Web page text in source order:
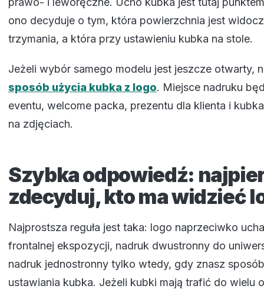
ono decyduje o tym, która powierzchnia jest
trzymania, a która przy ustawieniu kubka na stole.
Jeżeli wybór samego modelu jest jeszcze otwarty,
sposób użycia kubka z logo. Miejsce nadruku
eventu, welcome packa, prezentu dla klienta i
na zdjęciach.
Szybka odpowiedź:
zdecyduj, kto ma widzieć
Najprostsza reguła jest taka: logo naprzeciwko
frontalnej ekspozycji, nadruk dwustronny do
nadruk jednostronny tylko wtedy, gdy znasz
ustawiania kubka. Jeżeli kubki mają trafić do wielu